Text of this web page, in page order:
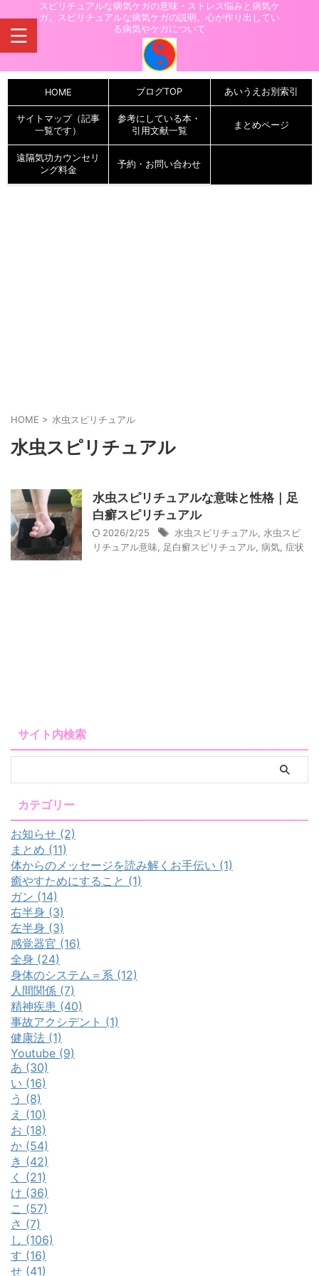
スピリチュアルな病気ケガの意味・ストレス悩みと病気ケ
ガ。スピリチュアルな病気ケガの説明。心が作り出してい
る病気やケガについて
HOME ブログTOP あいうえお別索引
サイトマップ（記事
一覧です）
参考にしている本・
引用文献一覧
まとめページ
遠隔気功カウンセリ
ング料金
予約・お問い合わせ
HOME > 水虫スピリチュアル
水虫スピリチュアル
水虫スピリチュアルな意味と性格｜足
白癬スピリチュアル
2026/2/25 水虫スピリチュアル 水虫スピ
リチュアル意味
足白癬スピリチュアル 病気 症状
サイト内検索
カテゴリー
お知らせ (2)
まとめ (11)
体からのメッセージを読み解くお手伝い (1)
癒やすためにすること (1)
ガン (14)
右半身 (3)
左半身 (3)
感覚器官 (16)
全身 (24)
身体のシステム＝系 (12)
人間関係 (7)
精神疾患 (40)
事故アクシデント (1)
健康法 (1)
Youtube (9)
あ (30)
い (16)
う (8)
え (10)
お (18)
か (54)
き (42)
く (21)
け (36)
こ (57)
さ (7)
し (106)
す (16)
せ (41)